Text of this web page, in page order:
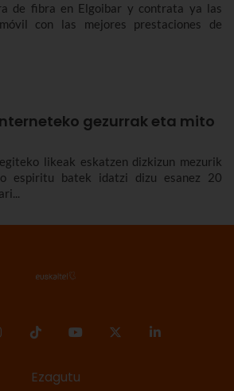
de fibra en Elgoibar y contrata ya las
con las mejores prestaciones de
gezurrak eta mito
likeak eskatzen dizkizun mezurik
espiritu batek idatzi dizu esanez 20
Ezagutu